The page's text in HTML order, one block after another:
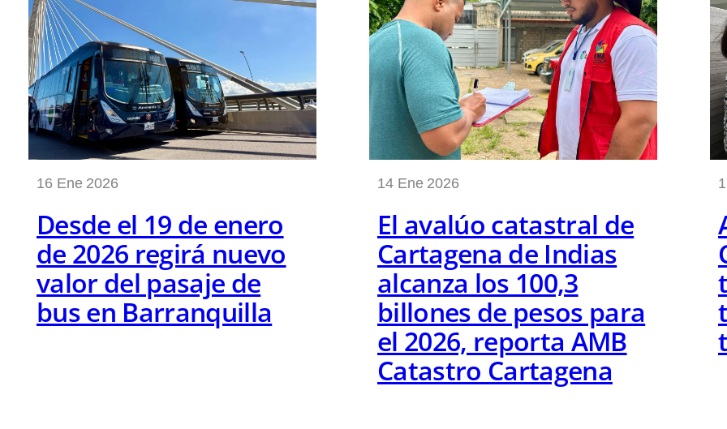
16 Ene 2026
Desde el 19 de enero
de 2026 regirá nuevo
valor del pasaje de
bus en Barranquilla
14 Ene 2026
El avalúo catastral de
Cartagena de Indias
alcanza los 100,3
billones de pesos para
el 2026, reporta AMB
Catastro Cartagena